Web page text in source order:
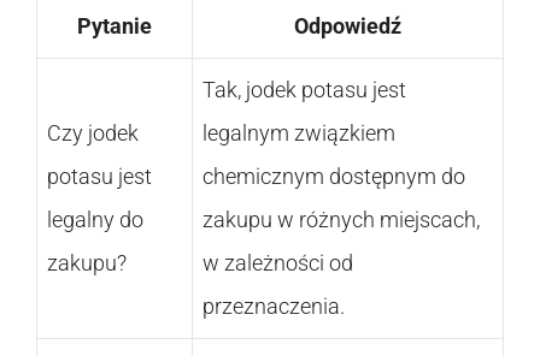
Pytanie Odpowiedź
Czy jodek
potasu jest
legalny do
zakupu?
Tak, jodek potasu jest
legalnym związkiem
chemicznym dostępnym do
zakupu w różnych miejscach,
w zależności od
przeznaczenia.